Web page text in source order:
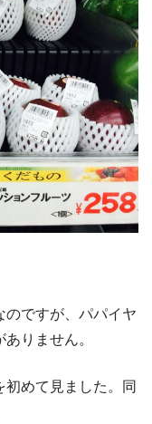
のですが、パパイヤ
りません。
めて見ました。同